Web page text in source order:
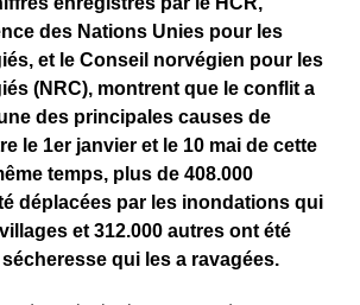
des Nations Unies pour les
et le Conseil norvégien pour les
(NRC), montrent que le conflit a
des principales causes de
le 1er janvier et le 10 mai de cette
temps, plus de 408.000
déplacées par les inondations qui
et 312.000 autres ont été
qui les a ravagées.